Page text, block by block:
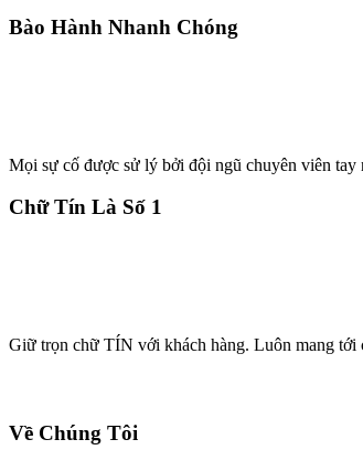
Bào Hành Nhanh Chóng
Mọi sự cố được sử lý bởi đội ngũ chuyên viên tay
Chữ Tín Là Số 1
Giữ trọn chữ TÍN với khách hàng. Luôn mang tới
Về Chúng Tôi